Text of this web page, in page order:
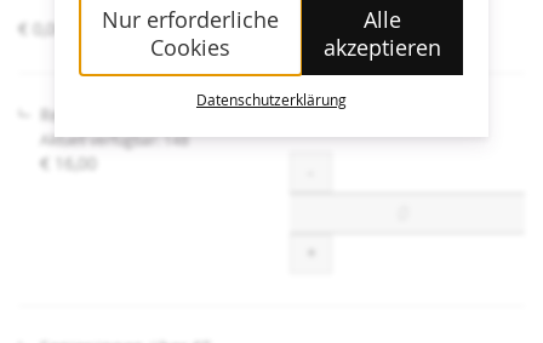
von
€ 0,00 – € 16,00
Regulär
Aktuell verfügbar: 148
€ 16,00
Nur erforderliche
Cookies
Alle
akzeptieren
Datenschutzerklärung